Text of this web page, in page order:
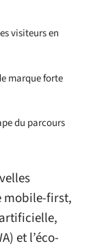
visiteurs en
marque forte
du parcours
mobile-first,
et l’éco-